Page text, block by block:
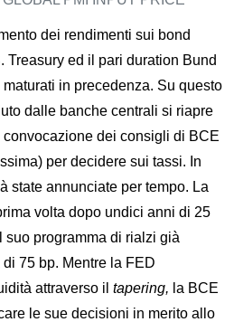
dei rendimenti sui bond
Treasury ed il pari duration Bund
in precedenza. Su questo
dalle banche centrali si riapre
dei consigli di BCE
per decidere sui tassi. In
state annunciate per tempo. La
volta dopo undici anni di 25
suo programma di rialzi già
75 bp. Mentre la FED
attraverso il tapering, la BCE
le sue decisioni in merito allo